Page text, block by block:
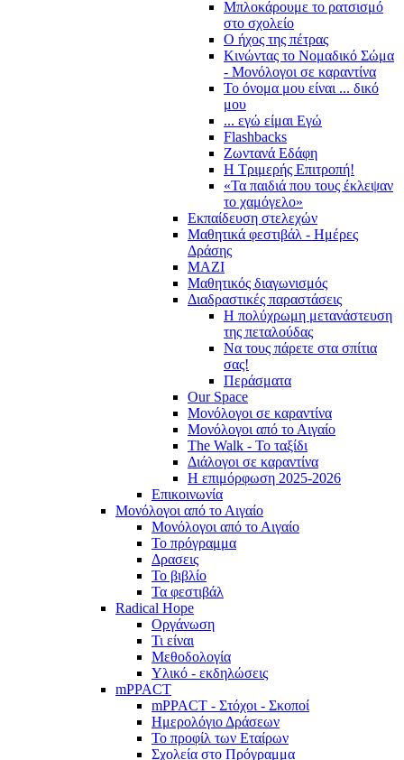
Μπλοκάρουμε το ρατσισμό
στο σχολείο
Ο ήχος της πέτρας
Κινώντας το Νομαδικό Σώμα
- Μονόλογοι σε καραντίνα
Το όνομα μου είναι ... δικό
μου
... εγώ είμαι Εγώ
Flashbacks
Ζωντανά Εδάφη
Η Τριμερής Επιτροπή!
«Τα παιδιά που τους έκλεψαν
το χαμόγελο»
Εκπαίδευση στελεχών
Μαθητικά φεστιβάλ - Ημέρες
Δράσης
ΜΑΖΙ
Μαθητικός διαγωνισμός
Διαδραστικές παραστάσεις
Η πολύχρωμη μετανάστευση
της πεταλούδας
Να τους πάρετε στα σπίτια
σας!
Περάσματα
Our Space
Μονόλογοι σε καραντίνα
Μονόλογοι από το Αιγαίο
The Walk - Το ταξίδι
Διάλογοι σε καραντίνα
Η επιμόρφωση 2025-2026
Επικοινωνία
Μονόλογοι από το Αιγαίο
Μονόλογοι από το Αιγαίο
Το πρόγραμμα
Δρασεις
Το βιβλίο
Τα φεστιβάλ
Radical Hope
Οργάνωση
Τι είναι
Μεθοδολογία
Υλικό - εκδηλώσεις
mPPACT
mPPACT - Στόχοι - Σκοποί
Ημερολόγιο Δράσεων
Το προφίλ των Εταίρων
Σχολεία στο Πρόγραμμα